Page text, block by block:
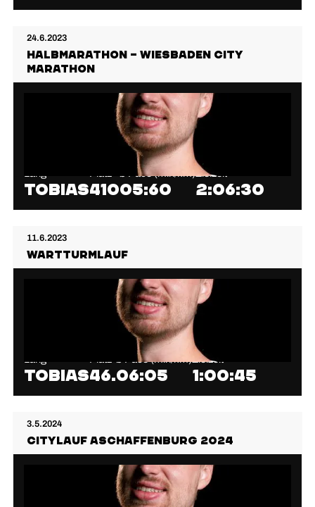
24.6.2023
Halbmarathon – Wiesbaden City
Marathon
Tobias410
⌀ Pace (min/km)
05:60
Zielzeit
2:06:30
11.6.2023
Wartturmlauf
Tobias46.
⌀ Pace (min/km)
06:05
Zielzeit
1:00:45
3.5.2024
CityLauf Aschaffenburg 2024